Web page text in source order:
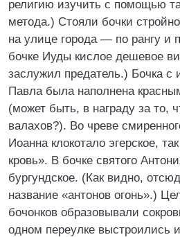
религию изучить с помощью
метода.) Стояли бочки
на улице города ― по рангу и
бочке Иуды кислое дешевое
заслужил предатель.) Бочка с
Павла была наполнена
(может быть, в награду за то,
валахов?). Во чреве
Иоанна клокотало эгерское,
кровь». В бочке святого
бургундское. (Как видно,
название «антонов огонь».)
бочонков образовывали
одном переулке выстроились